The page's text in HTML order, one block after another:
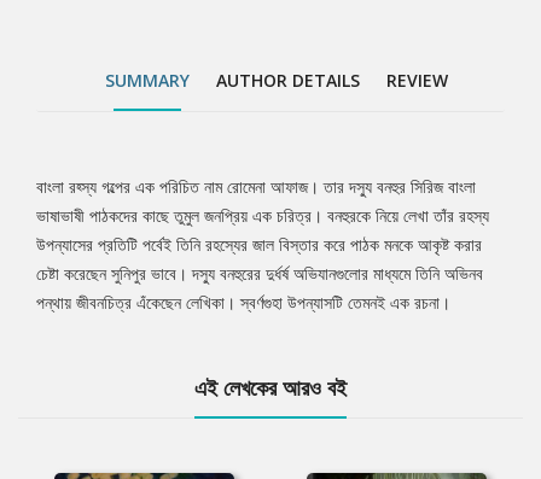
SUMMARY AUTHOR DETAILS REVIEW
Tab
Article
বাংলা রহ্স্য গল্পের এক পরিচিত নাম রোমেনা আফাজ। তার দস্যু বনহুর সিরিজ বাংলা
ভাষাভাষী পাঠকদের কাছে তুমুল জনপ্রিয় এক চরিত্র। বনহুরকে নিয়ে লেখা তাঁর রহস্য
উপন্যাসের প্রতিটি পর্বেই তিনি রহস্যের জাল বিস্তার করে পাঠক মনকে আকৃষ্ট করার
চেষ্টা করেছেন সুনিপুর ভাবে। দস্যু বনহুরের দুর্ধর্ষ অভিযানগুলোর মাধ্যমে তিনি অভিনব
পন্থায় জীবনচিত্র এঁকেছেন লেখিকা। স্বর্ণগুহা উপন্যাসটি তেমনই এক রচনা।
এই লেখকের আরও বই